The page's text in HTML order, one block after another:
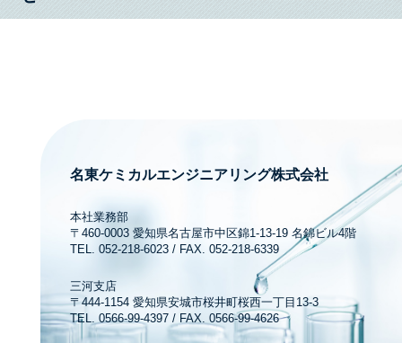
名東ケミカルエンジニアリング株式会社
本社業務部
〒460-0003 愛知県名古屋市中区錦1-13-19 名錦ビル4階
TEL. 052-218-6023 / FAX. 052-218-6339
三河支店
〒444-1154 愛知県安城市桜井町桜西一丁目13-3
TEL. 0566-99-4397 / FAX. 0566-99-4626